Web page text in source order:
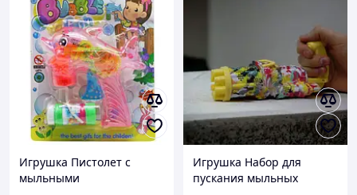
Игрушка Пистолет с
мыльными
Игрушка Набор для
пускания мыльных